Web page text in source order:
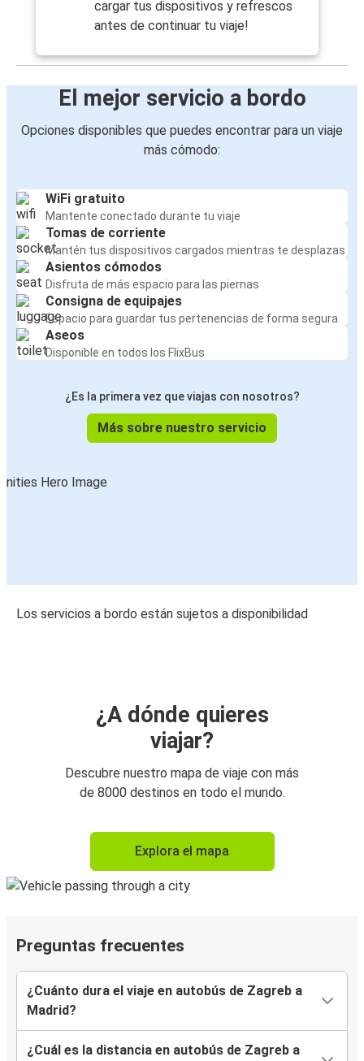
cargar tus dispositivos y refrescos
antes de continuar tu viaje!
El mejor servicio a bordo
Opciones disponibles que puedes encontrar para un viaje
más cómodo:
WiFi gratuito
Mantente conectado durante tu viaje
Tomas de corriente
Mantén tus dispositivos cargados mientras te desplazas
Asientos cómodos
Disfruta de más espacio para las piernas
Consigna de equipajes
Espacio para guardar tus pertenencias de forma segura
Aseos
Disponible en todos los FlixBus
¿Es la primera vez que viajas con nosotros?
Más sobre nuestro servicio
Los servicios a bordo están sujetos a disponibilidad
¿A dónde quieres
viajar?
Descubre nuestro mapa de viaje con más
de 8000 destinos en todo el mundo.
Explora el mapa
Preguntas frecuentes
¿Cuánto dura el viaje en autobús de Zagreb a
Madrid?
¿Cuál es la distancia en autobús de Zagreb a